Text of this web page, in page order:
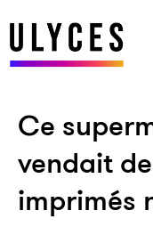
Ce
vendait
imprimés